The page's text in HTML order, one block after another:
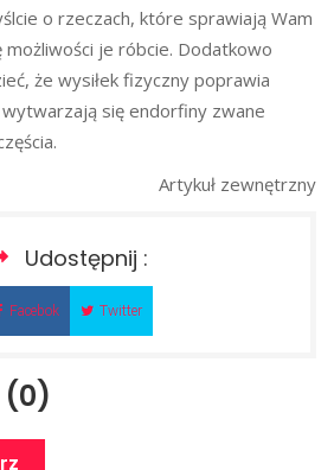
o rzeczach, które sprawiają Wam
je róbcie. Dodatkowo
że wysiłek fizyczny poprawia
się endorfiny zwane
Artykuł zewnętrzny
Udostępnij :
Facebok Twitter
(0)